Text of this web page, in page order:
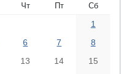
Чт Пт Сб
1
6 7
8
13 14
15